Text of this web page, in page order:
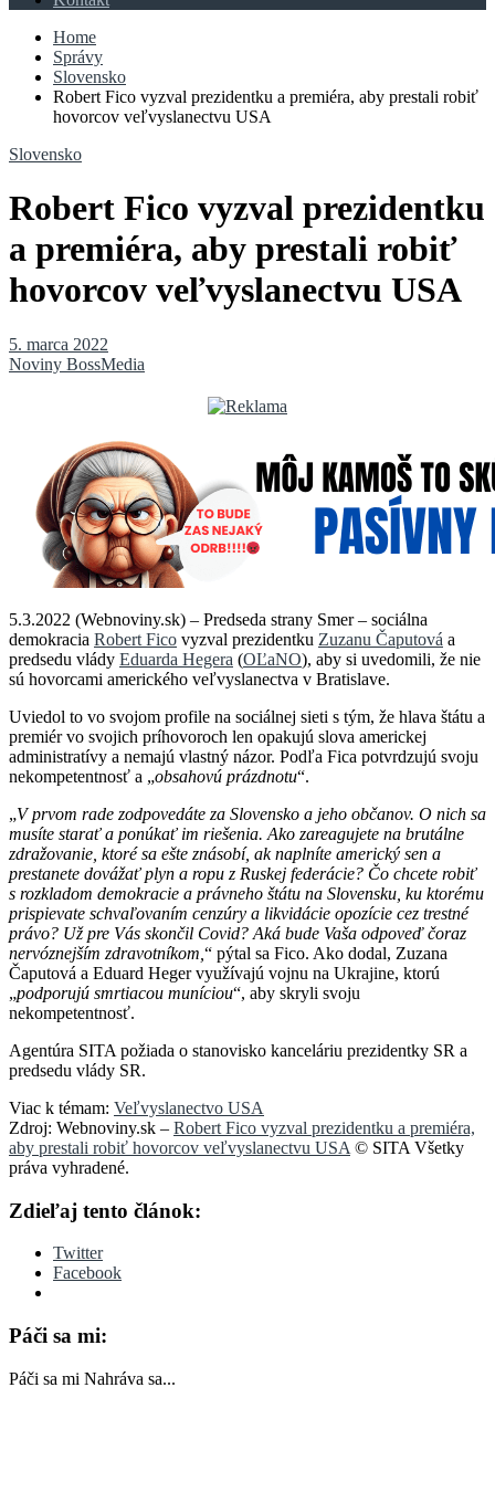
Home
Správy
Slovensko
Robert Fico vyzval prezidentku a premiéra, aby prestali robiť
hovorcov veľvyslanectvu USA
Slovensko
Robert Fico vyzval prezidentku
a premiéra, aby prestali robiť
hovorcov veľvyslanectvu USA
5. marca 2022
Noviny BossMedia
5.3.2022 (Webnoviny.sk) – Predseda strany Smer – sociálna
demokracia Robert Fico vyzval prezidentku Zuzanu Čaputová a
predsedu vlády Eduarda Hegera (OĽaNO), aby si uvedomili, že nie
sú hovorcami amerického veľvyslanectva v Bratislave.
Uviedol to vo svojom profile na sociálnej sieti s tým, že hlava štátu a
premiér vo svojich príhovoroch len opakujú slova americkej
administratívy a nemajú vlastný názor. Podľa Fica potvrdzujú svoju
nekompetentnosť a „obsahovú prázdnotu“.
„V prvom rade zodpovedáte za Slovensko a jeho občanov. O nich sa
musíte starať a ponúkať im riešenia. Ako zareagujete na brutálne
zdražovanie, ktoré sa ešte znásobí, ak naplníte americký sen a
prestanete dovážať plyn a ropu z Ruskej federácie? Čo chcete robiť
s rozkladom demokracie a právneho štátu na Slovensku, ku ktorému
prispievate schvaľovaním cenzúry a likvidácie opozície cez trestné
právo? Už pre Vás skončil Covid? Aká bude Vaša odpoveď čoraz
nervóznejším zdravotníkom, “ pýtal sa Fico. Ako dodal, Zuzana
Čaputová a Eduard Heger využívajú vojnu na Ukrajine, ktorú
„podporujú smrtiacou muníciou“, aby skryli svoju
nekompetentnosť.
Agentúra SITA požiada o stanovisko kanceláriu prezidentky SR a
predsedu vlády SR.
Viac k témam: Veľvyslanectvo USA
Zdroj: Webnoviny.sk – Robert Fico vyzval prezidentku a premiéra,
aby prestali robiť hovorcov veľvyslanectvu USA © SITA Všetky
práva vyhradené.
Zdieľaj tento článok:
Twitter
Facebook
Páči sa mi:
Páči sa mi Nahráva sa...